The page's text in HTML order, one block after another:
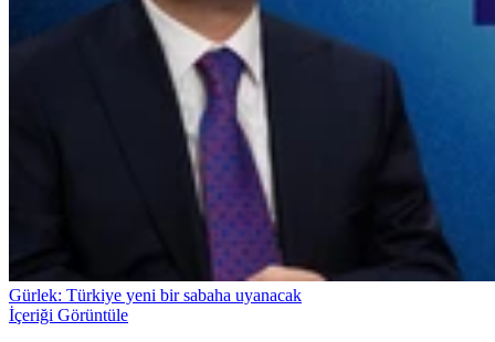
Gürlek: Türkiye yeni bir sabaha uyanacak
İçeriği Görüntüle